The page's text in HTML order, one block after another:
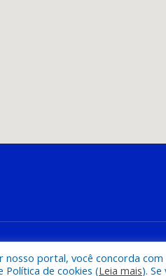
nosso portal, você concorda
de cookies (Leia mais). Se